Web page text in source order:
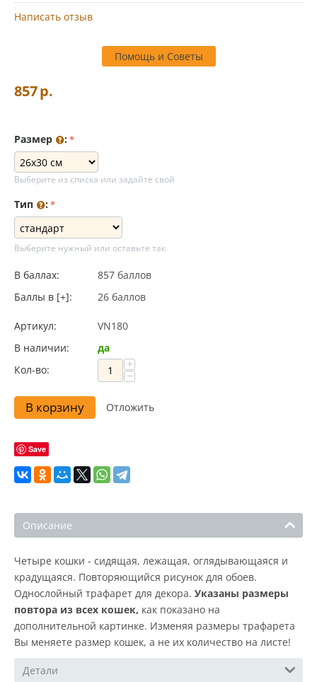
Написать отзыв
Помощь и Советы
857р.
Размер :
Выберите из списка или задайте свой
Тип :
Выберите нужный или оставьте так
В баллах:
857 баллов
Баллы в [+]:
26 баллов
Артикул:
VN180
В наличии:
да
Кол-во:
+
−
В корзину Отложить
Save
Описание
Четыре кошки - сидящая, лежащая, оглядывающаяся и
крадущаяся. Повторяющийся рисунок для обоев.
Однослойный трафарет для декора. Указаны размеры
повтора из всех кошек, как показано на
дополнительной картинке. Изменяя размеры трафарета
Вы меняете размер кошек, а не их количество на листе!
Детали